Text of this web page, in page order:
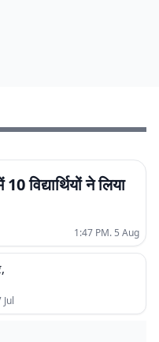
विद्यार्थियों ने लिया
1:47 PM. 5 Aug